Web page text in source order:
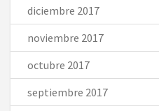
diciembre 2017
noviembre 2017
octubre 2017
septiembre 2017